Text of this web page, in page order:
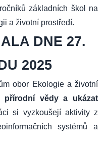
základních škol na
a životní prostředí.
DNE 27.
2025
obor Ekologie a životní
přírodní vědy a ukázat
si vyzkoušejí aktivity z
systémů a